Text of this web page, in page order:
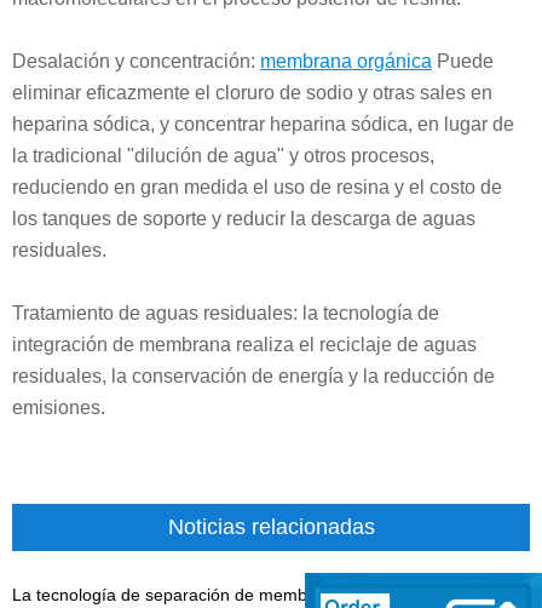
Desalación y concentración: membrana orgánica Puede
eliminar eficazmente el cloruro de sodio y otras sales en
heparina sódica, y concentrar heparina sódica, en lugar de
la tradicional "dilución de agua" y otros procesos,
reduciendo en gran medida el uso de resina y el costo de
los tanques de soporte y reducir la descarga de aguas
residuales.
Tratamiento de aguas residuales: la tecnología de
integración de membrana realiza el reciclaje de aguas
residuales, la conservación de energía y la reducción de
emisiones.
Noticias relacionadas